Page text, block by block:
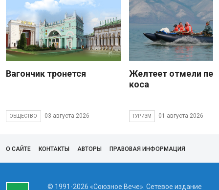
Вагончик тронется
ОБЩЕСТВО 03 августа 2026
Желтеет отмели
коса
ТУРИЗМ 01 августа 2026
О САЙТЕ КОНТАКТЫ АВТОРЫ ПРАВОВАЯ ИНФОРМАЦИЯ
© 1991-2026 «Союзное Вече». Сетевое издание